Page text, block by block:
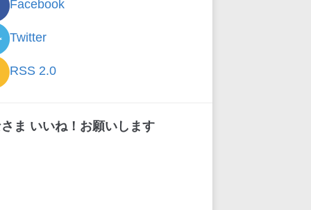
Facebook
Twitter
RSS 2.0
ま いいね！お願いします